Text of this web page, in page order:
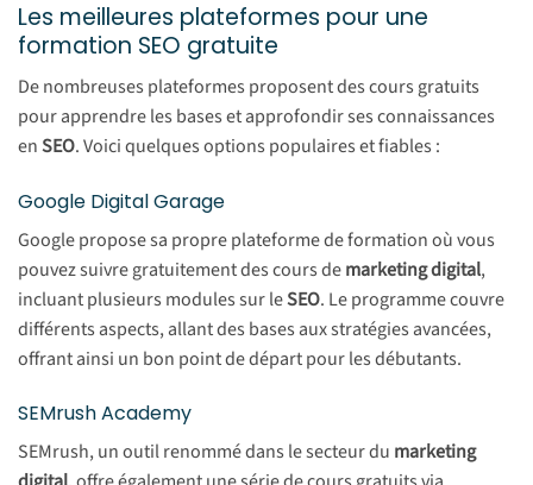
Les meilleures plateformes pour une
formation SEO gratuite
De nombreuses plateformes proposent des cours gratuits
pour apprendre les bases et approfondir ses connaissances
enSEO. Voici quelques options populaires et fiables :
Google Digital Garage
Google propose sa propre plateforme de formation où vous
pouvez suivre gratuitement des cours demarketing digital,
incluant plusieurs modules sur leSEO. Le programme couvre
différents aspects, allant des bases aux stratégies avancées,
offrant ainsi un bon point de départ pour les débutants.
SEMrush Academy
SEMrush, un outil renommé dans le secteur du marketing